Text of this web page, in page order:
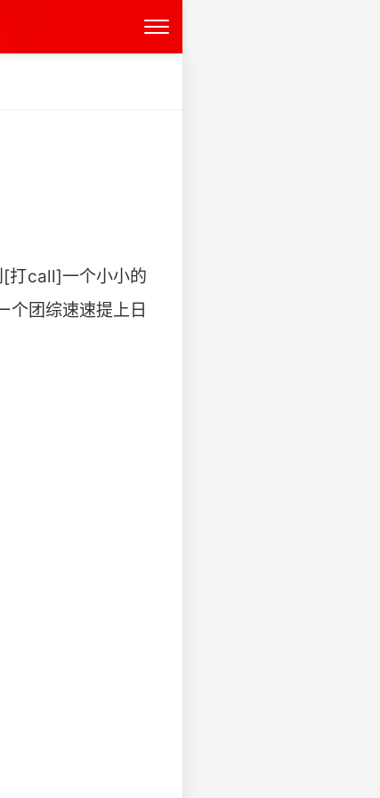
[打call]一个小小的
个团综速速提上日